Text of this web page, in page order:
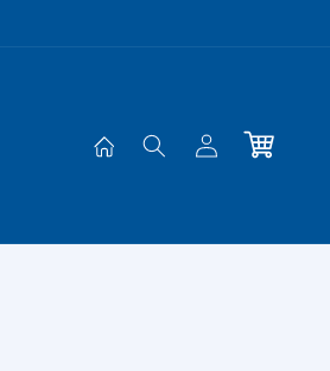
EinloggenWarenkorb